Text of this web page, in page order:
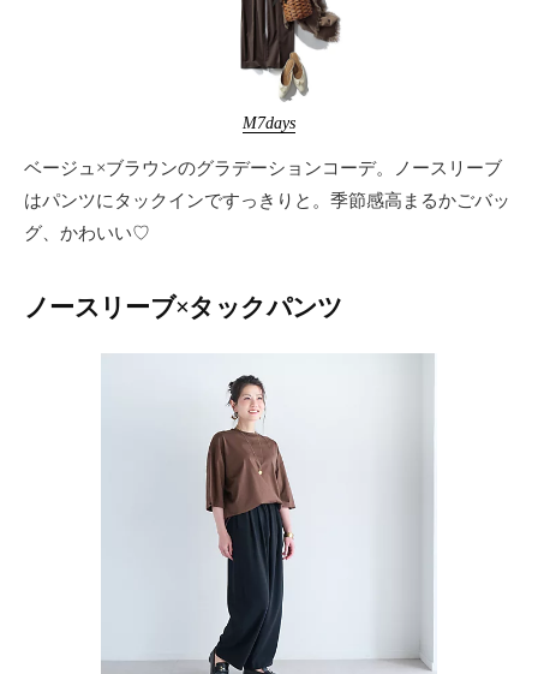
M7days
ベージュ×ブラウンのグラデーションコーデ。ノースリーブ
はパンツにタックインですっきりと。季節感高まるかごバッ
グ、かわいい♡
ノースリーブ×タックパンツ